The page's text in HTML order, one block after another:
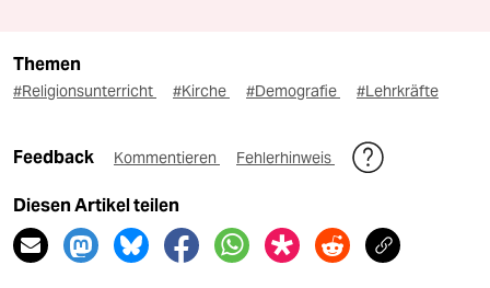
Themen
#Religionsunterricht #Kirche #Demografie #Lehrkräfte
Feedback Kommentieren Fehlerhinweis
Diesen Artikel teilen